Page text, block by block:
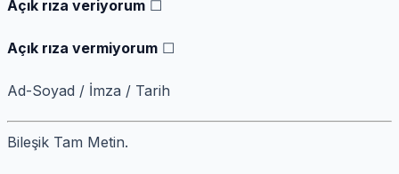
Açık rıza veriyorum ☐
Açık rıza vermiyorum ☐
Ad-Soyad / İmza / Tarih
Bileşik Tam Metin.